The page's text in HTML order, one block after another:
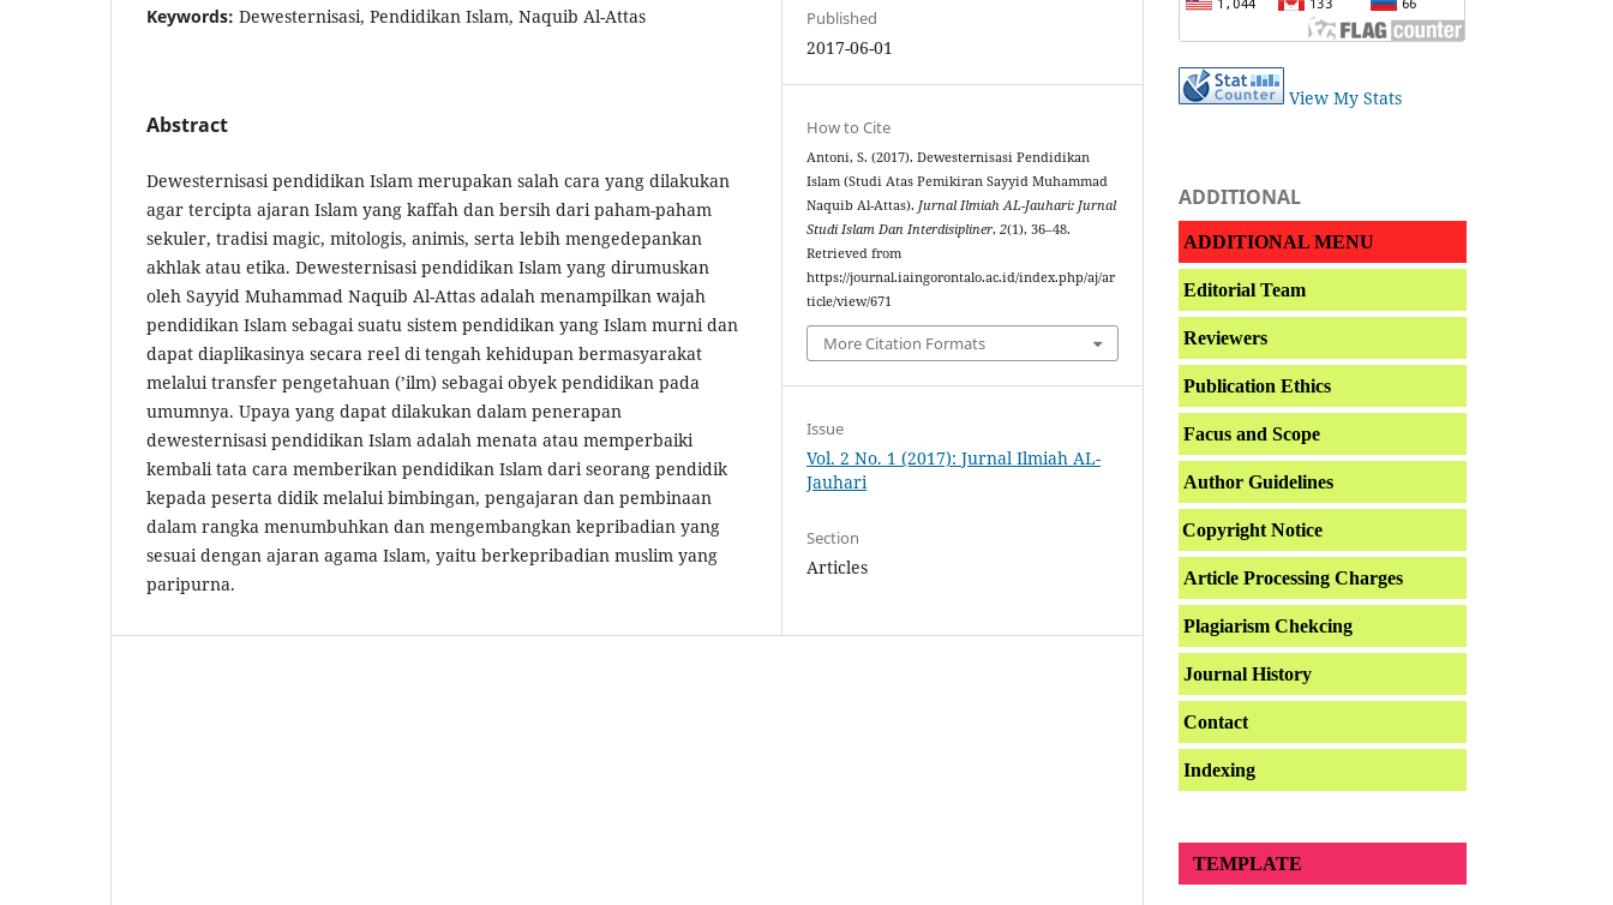
Keywords: Dewesternisasi, Pendidikan Islam, Naquib Al-Attas
Abstract
Dewesternisasi pendidikan Islam merupakan salah cara yang dilakukan
agar tercipta ajaran Islam yang kaffah dan bersih dari paham-paham
sekuler, tradisi magic, mitologis, animis, serta lebih mengedepankan
akhlak atau etika. Dewesternisasi pendidikan Islam yang dirumuskan
oleh Sayyid Muhammad Naquib Al-Attas adalah menampilkan wajah
pendidikan Islam sebagai suatu sistem pendidikan yang Islam murni dan
dapat diaplikasinya secara reel di tengah kehidupan bermasyarakat
melalui transfer pengetahuan (’ilm) sebagai obyek pendidikan pada
umumnya. Upaya yang dapat dilakukan dalam penerapan
dewesternisasi pendidikan Islam adalah menata atau memperbaiki
kembali tata cara memberikan pendidikan Islam dari seorang pendidik
kepada peserta didik melalui bimbingan, pengajaran dan pembinaan
dalam rangka menumbuhkan dan mengembangkan kepribadian yang
sesuai dengan ajaran agama Islam, yaitu berkepribadian muslim yang
paripurna.
Published
2017-06-01
How to Cite
Antoni, S. (2017). Dewesternisasi Pendidikan
Islam (Studi Atas Pemikiran Sayyid Muhammad
Naquib Al-Attas).Jurnal Ilmiah AL-Jauhari: Jurnal
Studi Islam Dan Interdisipliner,2(1), 36–48.
Retrieved from
https://journal.iaingorontalo.ac.id/index.php/aj/ar
ticle/view/671
More Citation Formats
Issue
Vol. 2 No. 1 (2017): Jurnal Ilmiah AL-
Jauhari
Section
Articles
View My Stats
ADDITIONAL
ADDITIONAL MENU
Editorial Team
Reviewers
Publication Ethics
Facus and Scope
Author Guidelines
Copyright Notice
Article Processing Charges
Plagiarism Chekcing
Journal History
Contact
Indexing
TEMPLATE